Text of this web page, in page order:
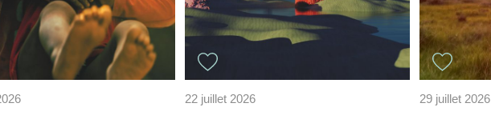
22 juillet 2026 29 juillet 2026